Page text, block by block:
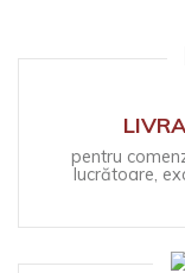
pentru
lucrătoare,